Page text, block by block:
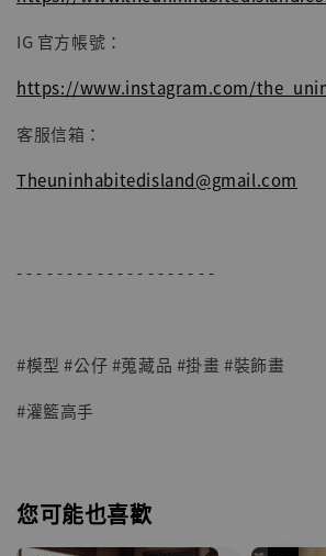
IG 官方帳號：
https://www.instagram.com/
客服信箱：
Theuninhabitedisland@gmail.com
- - - - - - - - - - - - - - - - - - - -
#模型 #公仔 #蒐藏品 #掛畫 #裝飾畫
#灌籃高手
您可能也喜歡